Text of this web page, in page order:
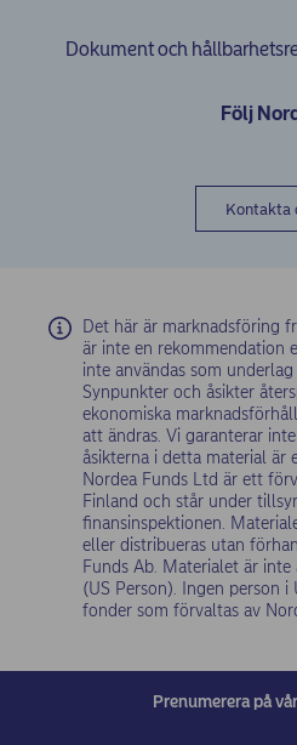
Dokument och
Följ
Kontakta
Det här är marknadsföring
är inte en rekommendation
inte användas som
Synpunkter och åsikter
ekonomiska
att ändras. Vi garanterar
åsikterna i detta material är
Nordea Funds Ltd är ett
Finland och står under
finansinspektionen.
eller distribueras utan
Funds Ab. Materialet är
(US Person). Ingen person
fonder som förvaltas av
Prenumerera på